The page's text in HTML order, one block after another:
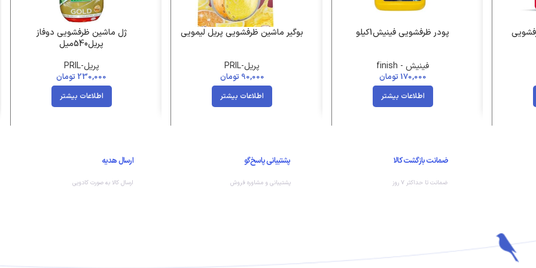
پودر ظرفشویی فینیش1کیلو
فینیش - finish
170,000 تومان
اطلاعات بیشتر
بوگیر ماشین ظرفشویی پریل لیمویی
پریل-PRIL
90,000 تومان
اطلاعات بیشتر
ژل ماشین ظرفشویی دوفاز
پریل540میل
پریل-PRIL
230,000 تومان
اطلاعات بیشتر
ضمانت بازگشت کالا
ضمانت تا حداکثر ۷ روز
پشتیبانی پاسخ‌گو
پشتیبانی و مشاوره فروش
ارسال هدیه
ارسال کالا به صورت کادویی